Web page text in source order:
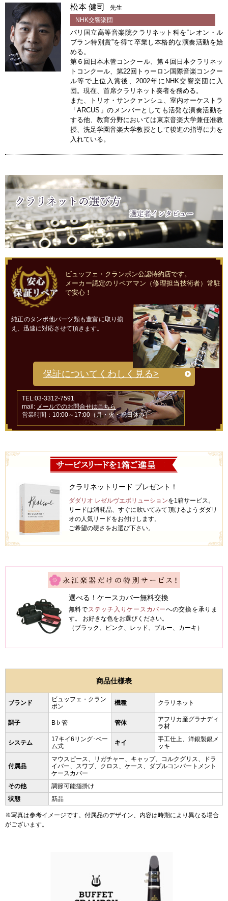
松本 健司
先生
NHK交響楽団
パリ国立高等音楽院クラリネット科を“レオン・ル
ブラン特別賞”を得て卒業し本格的な演奏活動を始
める。
第６回日本木管コンクール、第４回日本クラリネッ
トコンクール、第22回トゥーロン国際音楽コンクー
ル等で上位入賞後、2002年にNHK交響楽団に入
団。現在、首席クラリネット奏者を務める。
また、トリオ・サンクァンシュ、室内オーケストラ
「ARCUS」のメンバーとしても活発な演奏活動を
する他、教育分野においては東京音楽大学兼任准教
授、洗足学園音楽大学教授として後進の指導に力を
入れている。
ビュッフェ・クランポン公認特約店です。
メーカー認定のリペアマン（修理担当技術者）常駐
で安心！
純正のタンポ他パーツ類も豊富に取り揃
え、迅速に対応させて頂きます。
保証についてくわしく見る>
TEL:03-3312-7591
mail: メールでのお問合せはこちら
営業時間：10:00～17:00（月・火・祝日休み）
クラリネットリード プレゼント！
ダダリオ レゼルヴエボリューションを1箱サービス。
リードは消耗品、すぐに吹いてみて頂けるようダダリ
オの人気リードをお付けします。
ご希望の硬さをお選び下さい。
選べる！ケースカバー無料交換
無料でステッチ入りケースカバーへの交換を承りま
す。 お好きな色をお選びください。
（ブラック、ピンク、レッド、ブルー、カーキ）
商品仕様表
ブランド
ビュッフェ・クラン
ポン
機種 クラリネット
調子 B♭管 管体
アフリカ産グラナディ
ラ材
システム
17キイ6リング･ベー
ム式
キイ
手工仕上、洋銀製銀メ
ッキ
付属品
マウスピース、リガチャー、キャップ、コルクグリス、ドラ
イバー、スワブ、クロス、ケース、ダブルコンパートメント
ケースカバー
その他
調節可能指掛け
状態
新品
※写真は参考イメージです。付属品のデザイン、内容は時期により異なる場合
がございます。